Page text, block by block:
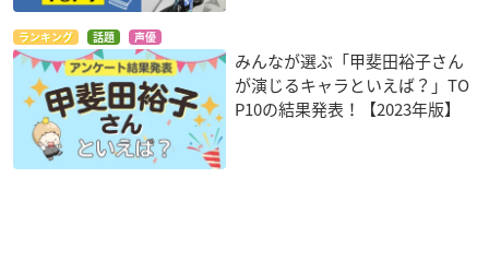
ランキング 話題 声優
みんなが選ぶ「甲斐田裕子さん
が演じるキャラといえば？」TO
P10の結果発表！【2023年版】